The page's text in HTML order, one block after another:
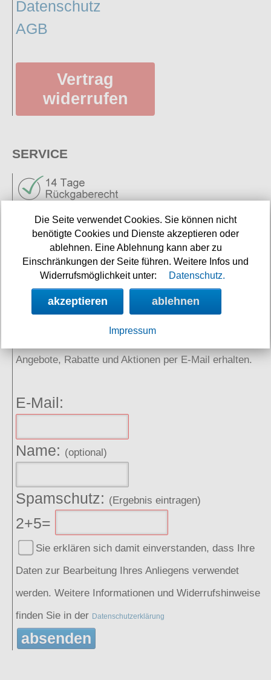
Datenschutz
AGB
Vertrag
widerrufen
SERVICE
Neuigkeiten
Links
Angebote, Rabatte und Aktionen per E-Mail erhalten.
E-Mail:
Name: (optional)
Spamschutz: (Ergebnis eintragen)
2+5=
Sie erklären sich damit einverstanden, dass Ihre
Daten zur Bearbeitung Ihres Anliegens verwendet
werden. Weitere Informationen und Widerrufshinweise
finden Sie in der Datenschutzerklärung
absenden
Die Seite verwendet Cookies. Sie können nicht
benötigte Cookies und Dienste akzeptieren oder
ablehnen. Eine Ablehnung kann aber zu
Einschränkungen der Seite führen. Weitere Infos und
Widerrufsmöglichkeit unter:
Datenschutz.
akzeptieren ablehnen
Impressum